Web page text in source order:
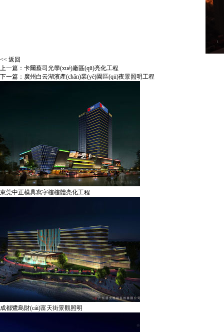
<< 返回
上一篇： 卡爾蔡司光學(xué)廠區(qū)亮化工程
下一篇： 廣州白云湖濱產(chǎn)業(yè)園區(qū)夜景照明工程
東莞中正模具寫字樓樓體亮化工程
成都鷺島財(cái)富天街景觀照明